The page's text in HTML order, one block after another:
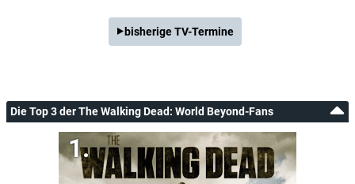
bisherige TV-Termine
Die Top 3 der The Walking Dead: World Beyond-Fans